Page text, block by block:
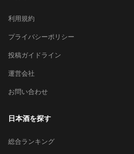
利用規約
プライバシーポリシー
投稿ガイドライン
運営会社
お問い合わせ
日本酒を探す
総合ランキング